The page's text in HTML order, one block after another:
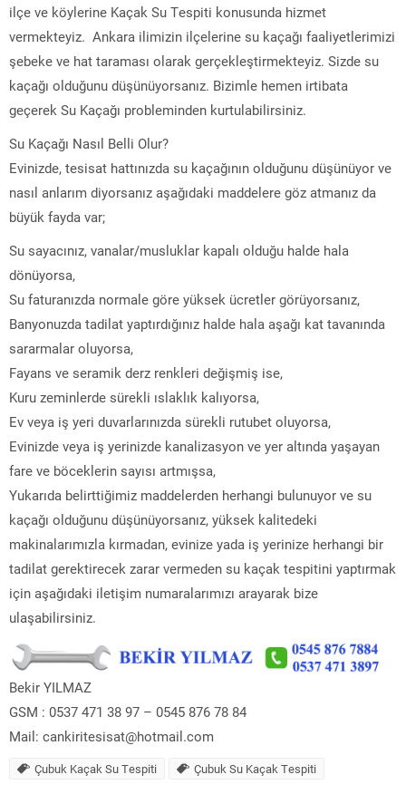
ilçe ve köylerine Kaçak Su Tespiti konusunda hizmet
vermekteyiz. Ankara ilimizin ilçelerine su kaçağı faaliyetlerimizi
şebeke ve hat taraması olarak gerçekleştirmekteyiz. Sizde su
kaçağı olduğunu düşünüyorsanız. Bizimle hemen irtibata
geçerek Su Kaçağı probleminden kurtulabilirsiniz.
Su Kaçağı Nasıl Belli Olur?
Evinizde, tesisat hattınızda su kaçağının olduğunu düşünüyor ve
nasıl anlarım diyorsanız aşağıdaki maddelere göz atmanız da
büyük fayda var;
Su sayacınız, vanalar/musluklar kapalı olduğu halde hala
dönüyorsa,
Su faturanızda normale göre yüksek ücretler görüyorsanız,
Banyonuzda tadilat yaptırdığınız halde hala aşağı kat tavanında
sararmalar oluyorsa,
Fayans ve seramik derz renkleri değişmiş ise,
Kuru zeminlerde sürekli ıslaklık kalıyorsa,
Ev veya iş yeri duvarlarınızda sürekli rutubet oluyorsa,
Evinizde veya iş yerinizde kanalizasyon ve yer altında yaşayan
fare ve böceklerin sayısı artmışsa,
Yukarıda belirttiğimiz maddelerden herhangi bulunuyor ve su
kaçağı olduğunu düşünüyorsanız, yüksek kalitedeki
makinalarımızla kırmadan, evinize yada iş yerinize herhangi bir
tadilat gerektirecek zarar vermeden su kaçak tespitini yaptırmak
için aşağıdaki iletişim numaralarımızı arayarak bize
ulaşabilirsiniz.
Bekir YILMAZ
GSM : 0537 471 38 97 – 0545 876 78 84
Mail: cankiritesisat@hotmail.com
Çubuk Kaçak Su Tespiti Çubuk Su Kaçak Tespiti